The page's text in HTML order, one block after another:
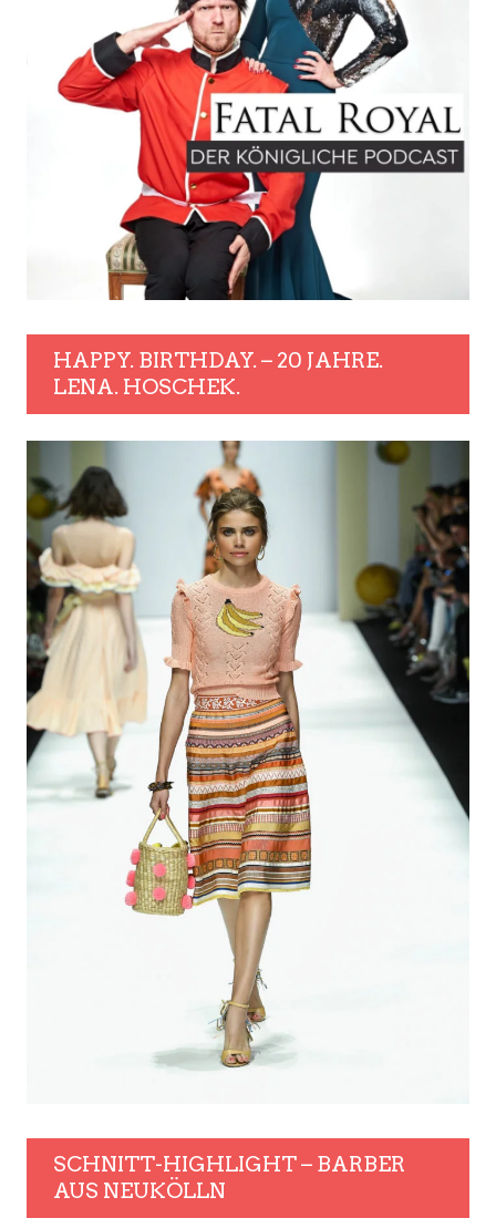
HAPPY. BIRTHDAY. – 20 JAHRE.
LENA. HOSCHEK.
SCHNITT-HIGHLIGHT – BARBER
AUS NEUKÖLLN